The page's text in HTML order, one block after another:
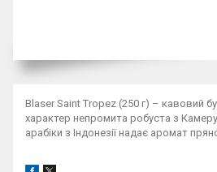
Blaser Saint Tropez (250 г) – кавовий
характер непромита робуста з
арабіки з Індонезії надає аромат